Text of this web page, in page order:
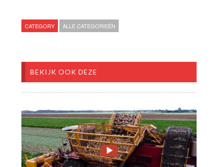
CATEGORY ALLE CATEGORIEËN
BEKIJK OOK DEZE